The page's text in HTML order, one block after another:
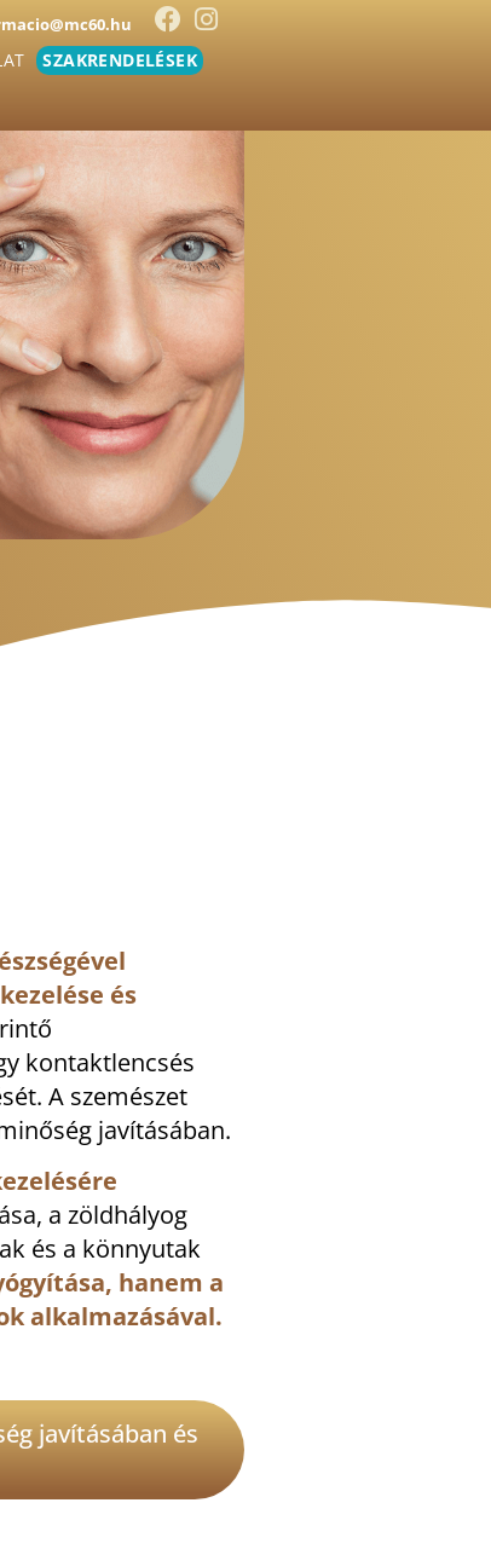
SZAKRENDELÉSEK
és
kontaktlencsés
A szemészet
javításában.
a zöldhályog
és a könnyutak
hanem a
alkalmazásával.
javításában és